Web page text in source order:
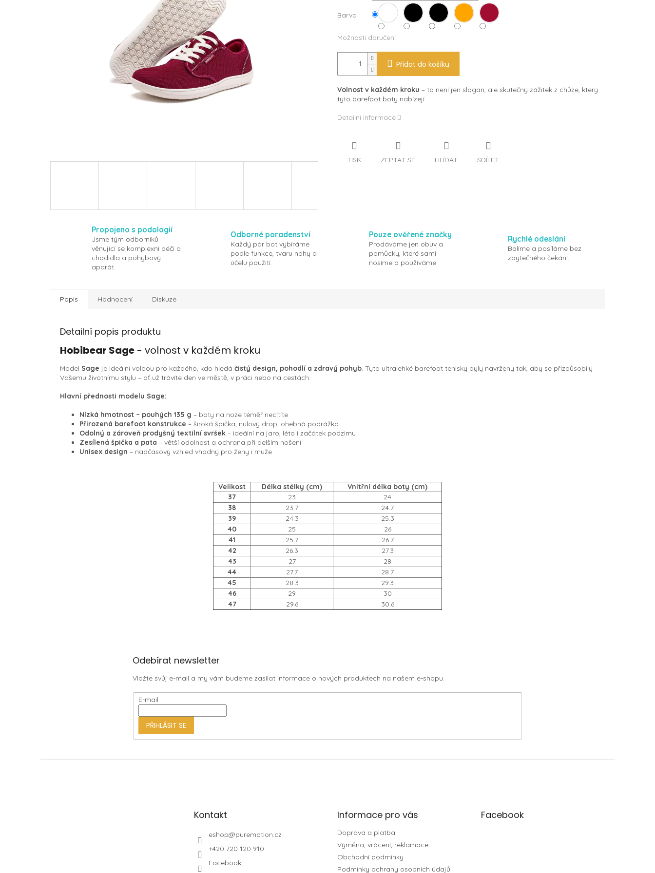
Barva
Možnosti doručení
Přidat do košíku
Volnost v každém kroku – to není jen slogan, ale skutečný zážitek z chůze, který
tyto barefoot boty nabízejí
Detailní informace
TISK ZEPTAT SE HLÍDAT SDÍLET
Propojeno s podologií
Jsme tým odborníků
věnující se komplexní péči o
chodidla a pohybový
aparát.
Odborné poradenství
Každý pár bot vybíráme
podle funkce, tvaru nohy a
účelu použití.
Pouze ověřené značky
Prodáváme jen obuv a
pomůcky, které sami
nosíme a používáme.
Rychlé odeslání
Balíme a posíláme bez
zbytečného čekání.
Popis Hodnocení Diskuze
Detailní popis produktu
Hobibear Sage - volnost v každém kroku
Model Sage je ideální volbou pro každého, kdo hledá čistý design, pohodlí a zdravý pohyb. Tyto ultralehké barefoot tenisky byly navrženy tak, aby se přizpůsobily
Vašemu životnímu stylu – ať už trávíte den ve městě, v práci nebo na cestách.
Hlavní přednosti modelu Sage:
Nízká hmotnost – pouhých 135 g – boty na noze téměř necítíte
Přirozená barefoot konstrukce – široká špička, nulový drop, ohebná podrážka
Odolný a zároveň prodyšný textilní svršek – ideální na jaro, léto i začátek podzimu
Zesílená špička a pata – větší odolnost a ochrana při delším nošení
Unisex design – nadčasový vzhled vhodný pro ženy i muže
Velikost Délka stélky (cm)
Vnitřní délka boty (cm)
37
23
24
38
23.7
24.7
39
24.3
25.3
40
25
26
41
25.7
26.7
42
26.3
27.3
43
27
28
44
27.7
28.7
45
28.3
29.3
46
29
30
47
29.6 30.6
Odebírat newsletter
Vložte svůj e-mail a my vám budeme zasílat informace o nových produktech na našem e-shopu.
E-mail
PŘIHLÁSIT SE
Kontakt
eshop@puremotion.cz
+420 720 120 910
Facebook
Informace pro vás
Doprava a platba
Výměna, vrácení, reklamace
Obchodní podmínky
Podmínky ochrany osobních údajů
Facebook